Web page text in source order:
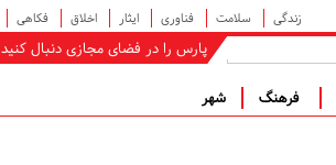
زندگی سلامت فناوری ایثار اخلاق فکاهی
پارس را در فضای مجازی دنبال کنید
فرهنگ شهر